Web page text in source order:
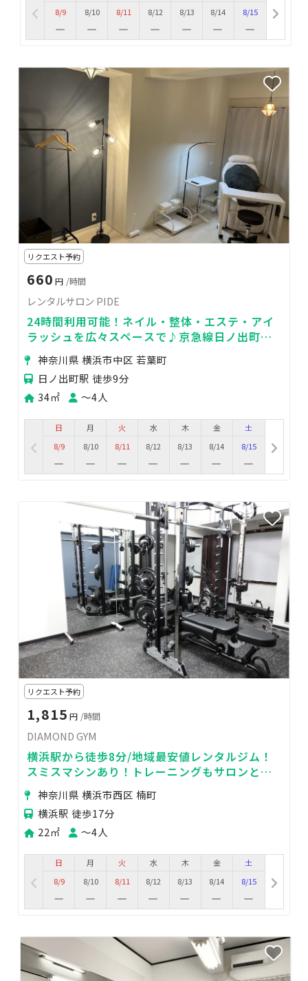
8/9
8/10
8/11
8/12
8/13
8/14
8/15
リクエスト予約
660 円 /時間
レンタルサロン PIDE
24時間利用可能！ネイル・整体・エステ・アイ
ラッシュを広々スペースで♪京急線日ノ出町駅
徒歩7分(伊勢佐木モール内)
神奈川県 横浜市中区 若葉町
日ノ出町駅 徒歩9分
34㎡
〜4人
日
8/9
月
8/10
火
8/11
水
8/12
木
8/13
金
8/14
土
8/15
リクエスト予約
1,815 円 /時間
DIAMOND GYM
横浜駅から徒歩8分/地域最安値レンタルジム！
スミスマシンあり！トレーニングもサロンとし
ても大活躍！
神奈川県 横浜市西区 楠町
横浜駅 徒歩17分
22㎡
〜4人
日
8/9
月
8/10
火
8/11
水
8/12
木
8/13
金
8/14
土
8/15